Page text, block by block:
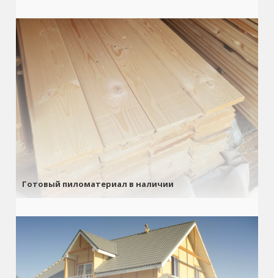
Готовый пиломатериал в наличии